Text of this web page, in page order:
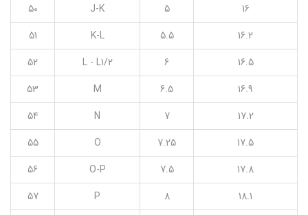
16
5
J-K
50
16.2
5.5
K-L
51
16.5
6
L - L1/2
52
16.9
6.5
M
53
17.2
7
N
54
17.5
7.25
O
55
17.8
7.5
O-P
56
18.1
8
P
57